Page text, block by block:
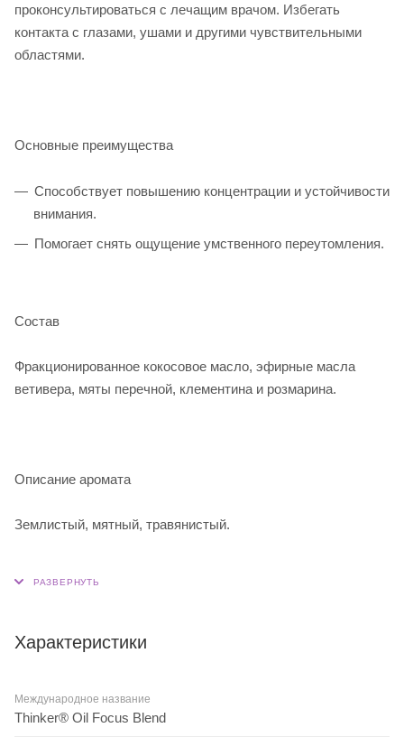
проконсультироваться с лечащим врачом. Избегать
контакта с глазами, ушами и другими чувствительными
областями.
Основные преимущества
Способствует повышению концентрации и устойчивости
внимания.
Помогает снять ощущение умственного переутомления.
Состав
Фракционированное кокосовое масло, эфирные масла
ветивера, мяты перечной, клементина и розмарина.
Описание аромата
Землистый, мятный, травянистый.
Характеристики
Международное название
Thinker® Oil Focus Blend